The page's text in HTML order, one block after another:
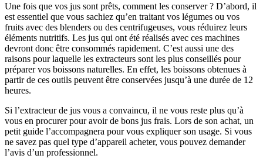
Une fois que vos jus sont prêts, comment les conserver ? D’abord, il
est essentiel que vous sachiez qu’en traitant vos légumes ou vos
fruits avec des blenders ou des centrifugeuses, vous réduirez leurs
éléments nutritifs. Les jus qui ont été réalisés avec ces machines
devront donc être consommés rapidement. C’est aussi une des
raisons pour laquelle les extracteurs sont les plus conseillés pour
préparer vos boissons naturelles. En effet, les boissons obtenues à
partir de ces outils peuvent être conservées jusqu’à une durée de 12
heures.
Si l’extracteur de jus vous a convaincu, il ne vous reste plus qu’à
vous en procurer pour avoir de bons jus frais. Lors de son achat, un
petit guide l’accompagnera pour vous expliquer son usage. Si vous
ne savez pas quel type d’appareil acheter, vous pouvez demander
l’avis d’un professionnel.